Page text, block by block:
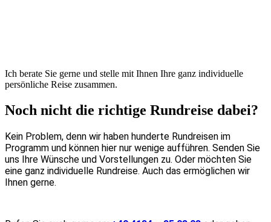
Ich berate Sie gerne und stelle mit Ihnen Ihre ganz individuelle
persönliche Reise zusammen.
Noch nicht die richtige Rundreise dabei?
Kein Problem, denn wir haben hunderte Rundreisen im
Programm und können hier nur wenige aufführen. Senden Sie
uns Ihre Wünsche und Vorstellungen zu. Oder möchten Sie
eine ganz individuelle Rundreise. Auch das ermöglichen wir
Ihnen gerne.